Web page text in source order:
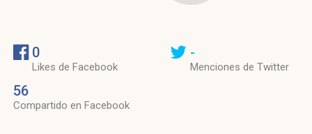
0
Likes de Facebook
56
Compartido en Facebook
-
Menciones de Twitter